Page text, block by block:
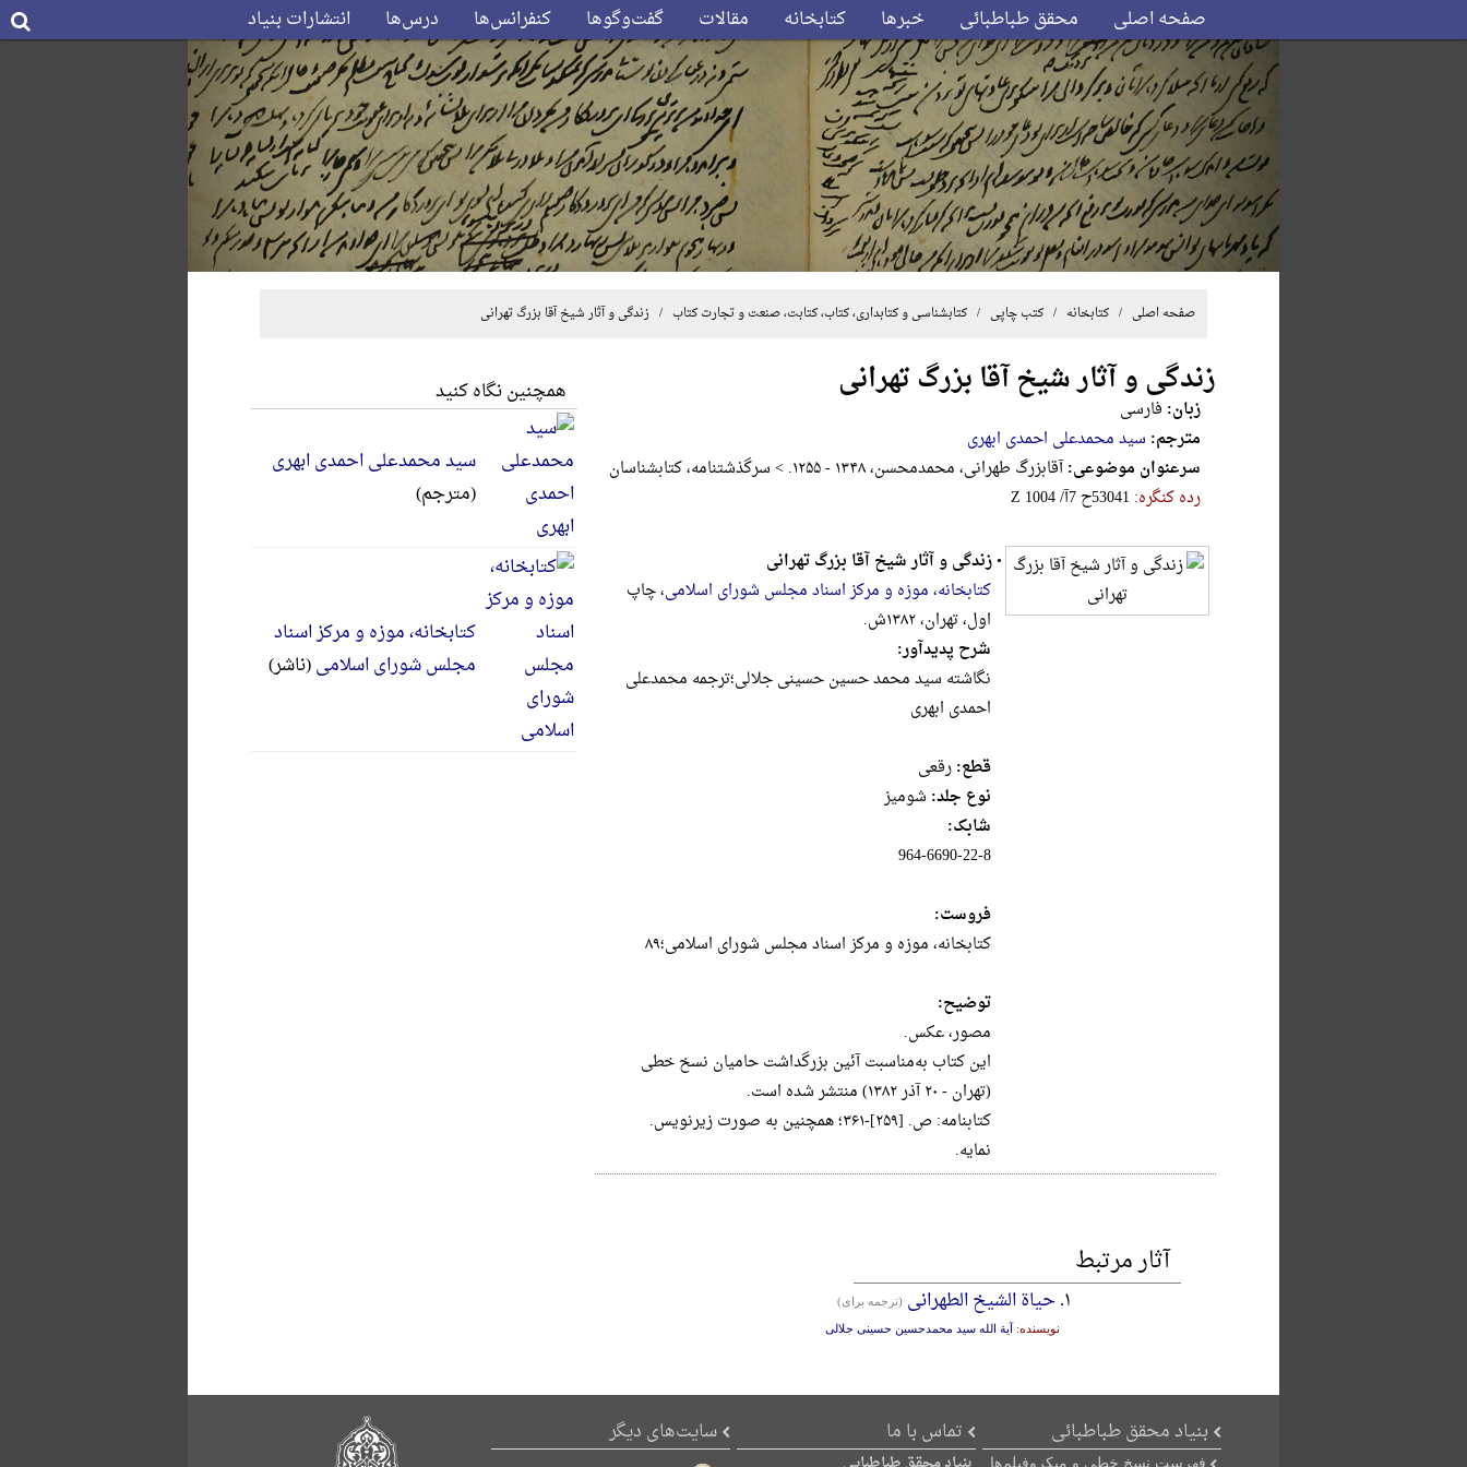
صفحه اصلی محقق طباطبائی خبرها کتابخانه مقالات گفت‌وگوها کنفرانس‌ها درس‌ها انتشارات بنیاد
صفحه اصلی / کتابخانه /کتب چاپی /کتابشناسی و کتابداری، کتاب، کتابت، صنعت و تجارت کتاب / زندگی و آثار شیخ آقا بزرگ تهرانی
زندگی و آثار شیخ آقا بزرگ تهرانی
زبان: فارسی
مترجم: سید محمدعلی احمدی ابهری
سرعنوان موضوعی:آقاب‍زرگ‌ طه‍ران‍ی‌، م‍ح‍م‍دم‍ح‍س‍ن‌، ۱۳۴۸ - ۱۲۵۵. > س‍رگ‍ذش‍ت‍ن‍ام‍ه، کتابشناسان
رده کنگره: ‎Z‎ ‎1‎0‎0‎4‎ ‎/‎آ‎7‎ ‎ح‎5‎3‎0‎4‎1‎
•زندگی و آثار شیخ آقا بزرگ تهرانی
کتابخانه، موزه و مرکز اسناد مجلس شورای اسلامی، چاپ
اول، تهران، ۱۳۸۲ش.
شرح پدیدآور:
نگاشته سید محمد حسین حسینی جلالی؛ترجمه محمدعلی
احمدی ابهری
قطع:رقعى
نوع جلد: شومیز
شابک:
964-6690-22-8
فروست:
کتابخانه، موزه و مرکز اسناد مجلس شورای اسلامی؛۸۹
توضیح:
مصور، عکس.
این‌ کتاب‌ به‌مناسبت‌ آئین‌ بزرگداشت‌ حامیان‌ نسخ‌ خطی‌
(تهران‌ - ۲۰ آذر ۱۳۸۲) منتشر شده‌ است‌.
کتابنامه: ص. [۲۵۹]-۳۶۱؛ همچنین به صورت زیرنویس.
نمایه.
آثار مرتبط
۱. حیاة الشیخ الطهرانی (ترجمه برای)
نویسنده: آیة الله سید محمدحسین حسینی جلالی
همچنین نگاه کنید
سید محمدعلی احمدی ابهری
(مترجم)
کتابخانه، موزه و مرکز اسناد
مجلس شورای اسلامی(ناشر)
بنیاد محقق طباطبائی
فهرست نسخ خطی و میکروفیلم‌ها
تماس با ما سایت‌های دیگر